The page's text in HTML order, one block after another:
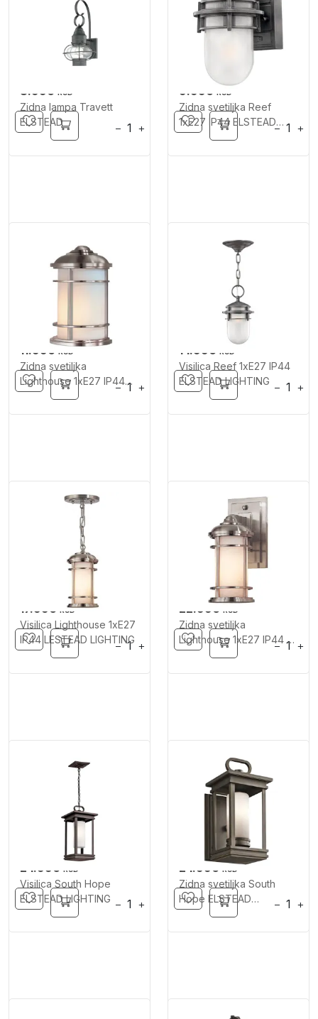
8.990 RSD
− +
9.990 RSD
− +
Zidna lampa Travett
ELSTEAD
11.990RSD
− +
Zidna svetiljka Reef
1xE27 IP44 ELSTEAD
LIGHTING
14.990 RSD
− +
Zidna svetiljka
Lighthouse 1xE27 IP44
ELSTEAD LIGHTING
17.990 RSD
− +
Visilica Reef 1xE27 IP44
ELSTEAD LIGHTING
22.990 RSD
− +
Visilica Lighthouse 1xE27
IP44 LESTEAD LIGHTING
24.990 RSD
− +
Zidna svetiljka
Lighthouse 1xE27 IP44 S
ELSTEAD LIGHTING
24.990RSD
− +
Visilica South Hope
ELSTEAD LIGHTING
Zidna svetiljka South
Hope ELSTEAD
LIGHTING